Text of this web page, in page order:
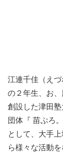
江連千佳（え
の２年生、お
創設した津田
団体『 苗ぷろ
として、大手
ら様々な活動